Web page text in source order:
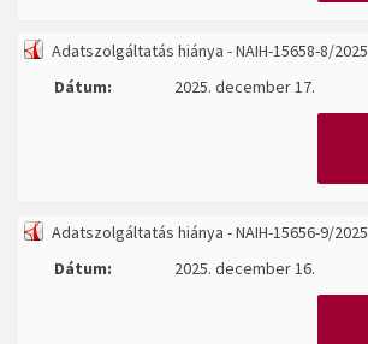
Adatszolgáltatás hiánya - NAIH-15658-8/2025
Dátum:
2025. december 17.
Adatszolgáltatás hiánya - NAIH-15656-9/2025
Dátum:
2025. december 16.